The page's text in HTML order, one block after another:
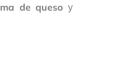
de queso y